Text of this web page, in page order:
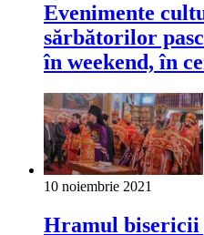
Evenimente
sărbătorilor
în weekend, în
10 noiembrie 2021
Hramul bisericii